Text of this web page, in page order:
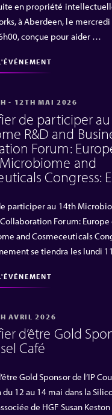
en propriété
à Aberdeen, le
conçue pour aider …
- 12TH MAI 2026
de participer
R&D and
Forum:
and
Congress:
participer au 14th
Forum:
and Cosmeceuticals
se tiendra les lundi
AVRIL 2026
d’être Gold
Café
Gold Sponsor de l’IP
12 au 14 mai dans la
de HGF Susan Keston